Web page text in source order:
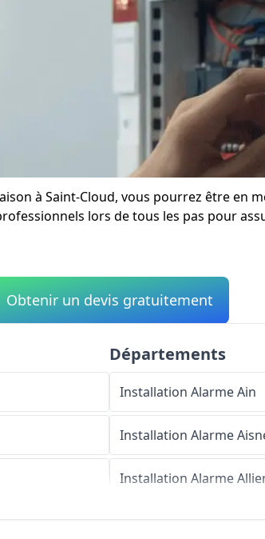
à Saint-Cloud, vous pourrez être
lors de tous les pas pour
Obtenir un devis gratuitement
Départements
Installation AlarmeAin
Installation Alarme
Installation Alarme
Installation Alarme